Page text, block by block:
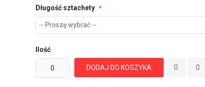
Długość sztachety
Ilość
DODAJ DO KOSZYKA